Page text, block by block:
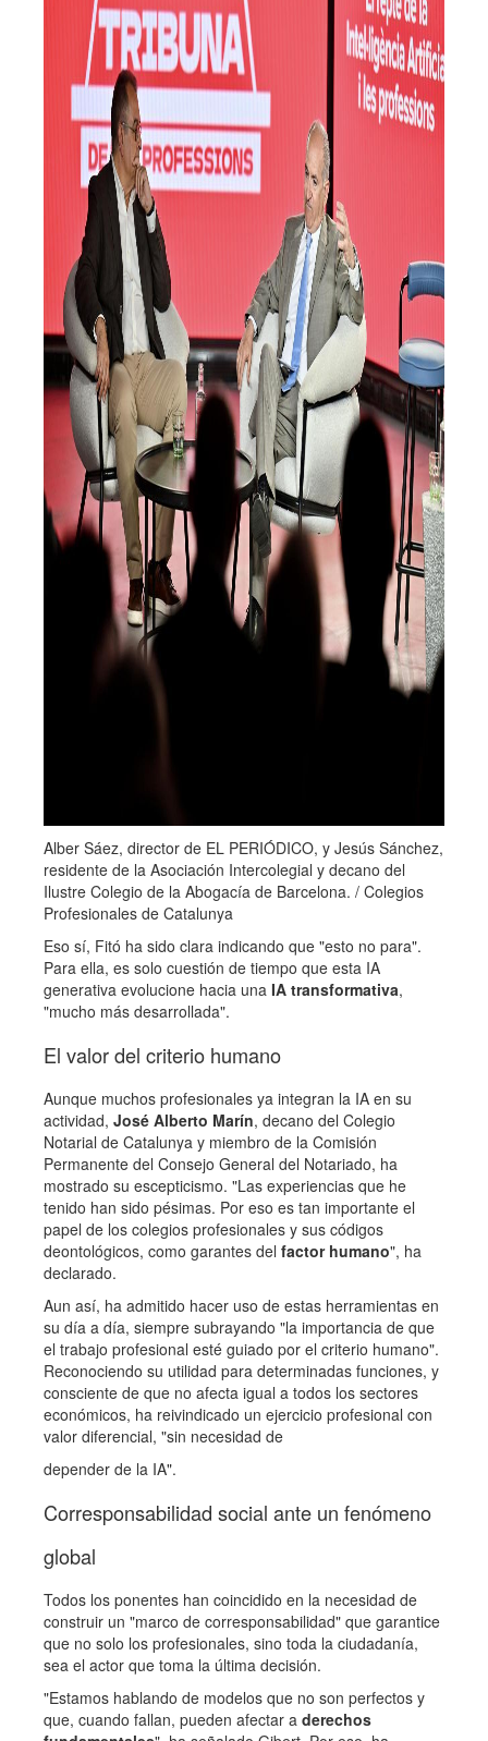
Alber Sáez, director de EL PERIÓDICO, y Jesús Sánchez,
residente de la Asociación Intercolegial y decano del
Ilustre Colegio de la Abogacía de Barcelona. / Colegios
Profesionales de Catalunya
Eso sí, Fitó ha sido clara indicando que "esto no para".
Para ella, es solo cuestión de tiempo que esta IA
generativa evolucione hacia una IA transformativa,
"mucho más desarrollada".
El valor del criterio humano
Aunque muchos profesionales ya integran la IA en su
actividad, José Alberto Marín, decano del Colegio
Notarial de Catalunya y miembro de la Comisión
Permanente del Consejo General del Notariado, ha
mostrado su escepticismo. "Las experiencias que he
tenido han sido pésimas. Por eso es tan importante el
papel de los colegios profesionales y sus códigos
deontológicos, como garantes del factor humano", ha
declarado.
Aun así, ha admitido hacer uso de estas herramientas en
su día a día, siempre subrayando "la importancia de que
el trabajo profesional esté guiado por el criterio humano".
Reconociendo su utilidad para determinadas funciones, y
consciente de que no afecta igual a todos los sectores
económicos, ha reivindicado un ejercicio profesional con
valor diferencial, "sin necesidad de
depender de la IA".
Corresponsabilidad social ante un fenómeno
global
Todos los ponentes han coincidido en la necesidad de
construir un "marco de corresponsabilidad" que garantice
que no solo los profesionales, sino toda la ciudadanía,
sea el actor que toma la última decisión.
"Estamos hablando de modelos que no son perfectos y
que, cuando fallan, pueden afectar a derechos